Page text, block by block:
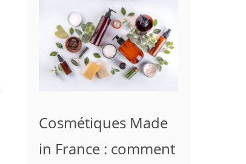
Cosmétiques Made
in France : comment